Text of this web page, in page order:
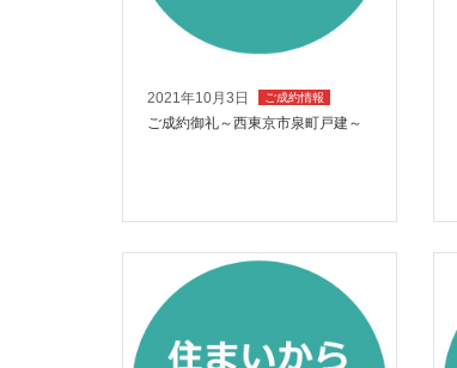
2021年10月3日 ご成約情報
ご成約御礼～西東京市泉町戸建～